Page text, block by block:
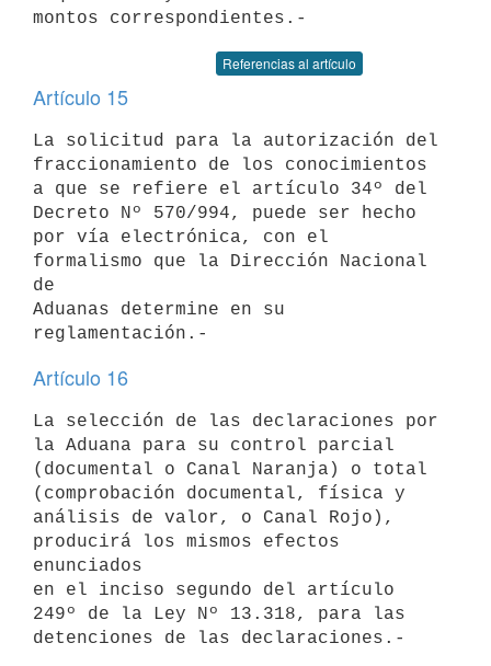
Referencias al artículo
Artículo 15
La solicitud para la autorización del
fraccionamiento de los conocimientos
a que se refiere el artículo 34º del
Decreto Nº 570/994, puede ser hecho
por vía electrónica, con el
formalismo que la Dirección Nacional
de
Aduanas determine en su
Artículo 16
La selección de las declaraciones por
la Aduana para su control parcial
(documental o Canal Naranja) o total
(comprobación documental, física y
análisis de valor, o Canal Rojo),
producirá los mismos efectos
enunciados
en el inciso segundo del artículo
249º de la Ley Nº 13.318, para las